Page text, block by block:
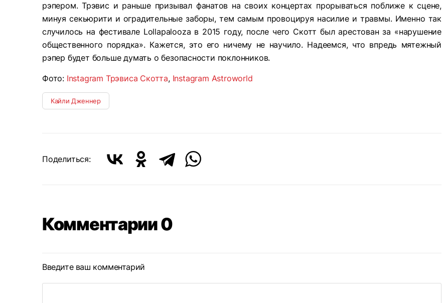
рэпером. Трэвис и раньше призывал фанатов на своих концертах прорываться поближе к сцене,
минуя секьюрити и оградительные заборы, тем самым провоцируя насилие и травмы. Именно так
случилось на фестивале Lollapalooza в 2015 году, после чего Скотт был арестован за «нарушение
общественного порядка». Кажется, это его ничему не научило. Надеемся, что впредь мятежный
рэпер будет больше думать о безопасности поклонников.
Фото: Instagram Трэвиса Скотта, Instagram Astroworld
Кайли Дженнер
Поделиться:
Комментарии 0
Введите ваш комментарий